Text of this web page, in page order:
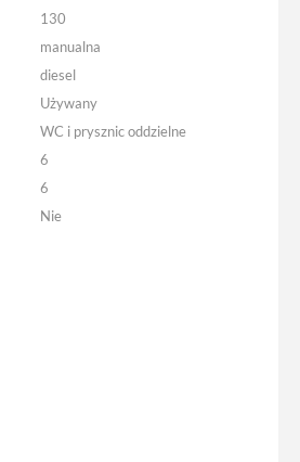
130
manualna
diesel
Używany
WC i prysznic oddzielne
6
6
Nie